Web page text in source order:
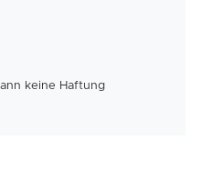
keine Haftung